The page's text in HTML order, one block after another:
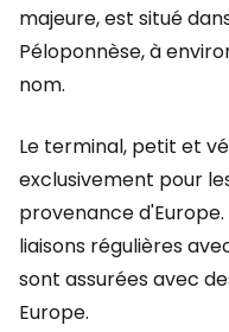
majeure, est situé
Péloponnèse, à
nom.
Le terminal, petit et
exclusivement pour
provenance
liaisons régulières
sont assurées avec
Europe.